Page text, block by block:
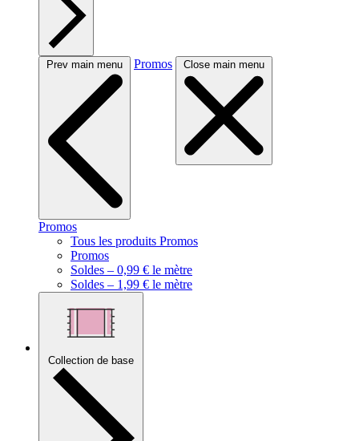
Prev main menu Promos Close main menu
Promos
Tous les produits Promos
Promos
Soldes – 0,99 € le mètre
Soldes – 1,99 € le mètre
Collection de base